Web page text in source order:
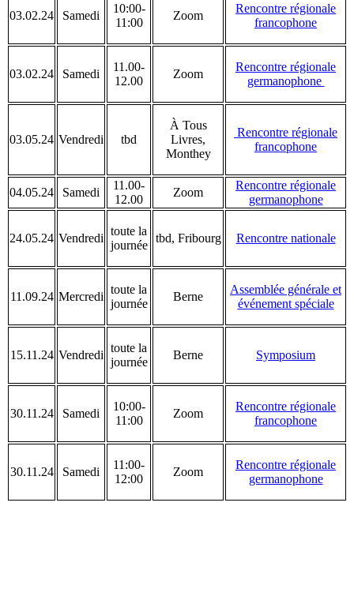
03.02.24 Samedi
10:00-
11:00
Zoom
Rencontre régionale
francophone
03.02.24 Samedi
11.00-
12.00
Zoom
Rencontre régionale
germanophone
03.05.24 Vendredi tbd
À Tous
Livres,
Monthey
Rencontre régionale
francophone
04.05.24 Samedi
11.00-
12.00
Zoom
Rencontre régionale
germanophone
24.05.24 Vendredi
toute la
journée
tbd, Fribourg Rencontre nationale
11.09.24 Mercredi
toute la
journée
Berne
Assemblée générale et
événement spéciale
15.11.24 Vendredi
toute la
journée
Berne Symposium
30.11.24 Samedi
10:00-
11:00
Zoom
Rencontre régionale
francophone
30.11.24 Samedi
11:00-
12:00
Zoom
Rencontre régionale
germanophone